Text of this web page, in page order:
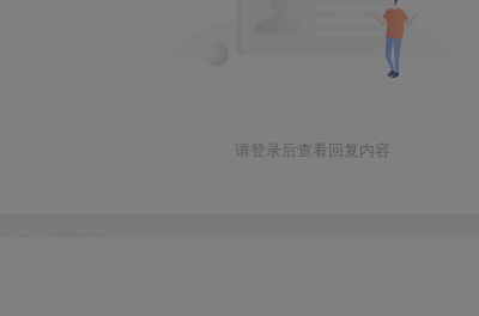
请登录后查看回复内容